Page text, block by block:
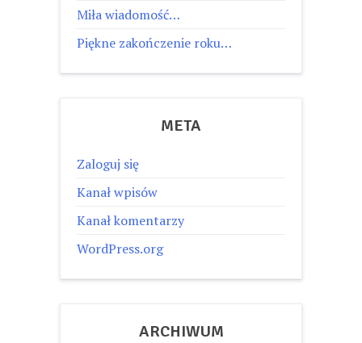
Miła wiadomość…
Piękne zakończenie roku…
META
Zaloguj się
Kanał wpisów
Kanał komentarzy
WordPress.org
ARCHIWUM